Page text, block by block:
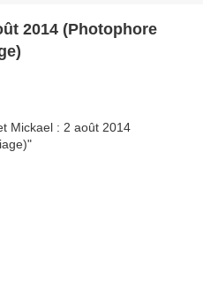
2014 (Photophore